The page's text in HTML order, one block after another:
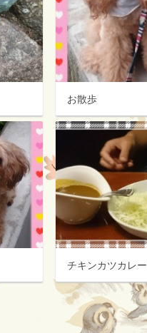
お散歩
チキンカツカレー